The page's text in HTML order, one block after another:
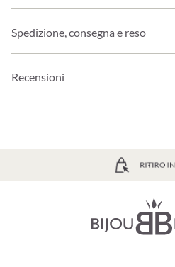
Spedizione, consegna e reso
Recensioni
SPEDIZIONE